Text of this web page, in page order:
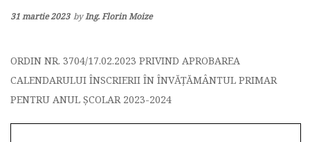
31 martie 2023 byIng. Florin Moize
ORDIN NR. 3704/17.02.2023 PRIVIND APROBAREA
CALENDARULUI ÎNSCRIERII ÎN ÎNVĂȚĂMÂNTUL PRIMAR
PENTRU ANUL ȘCOLAR 2023-2024